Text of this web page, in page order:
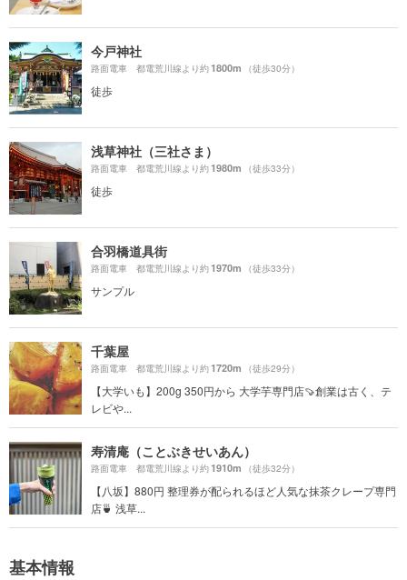
今戸神社
路面電車 都電荒川線より約1800m （徒歩30分）
徒歩
浅草神社（三社さま）
路面電車 都電荒川線より約1980m （徒歩33分）
徒歩
合羽橋道具街
路面電車 都電荒川線より約1970m （徒歩33分）
サンプル
千葉屋
路面電車 都電荒川線より約1720m （徒歩29分）
【大学いも】200g 350円から 大学芋専門店🍠創業は古く、テ
レビや...
寿清庵（ことぶきせいあん）
路面電車 都電荒川線より約1910m （徒歩32分）
【八坂】880円 整理券が配られるほど人気な抹茶クレープ専門
店🍵 浅草...
基本情報